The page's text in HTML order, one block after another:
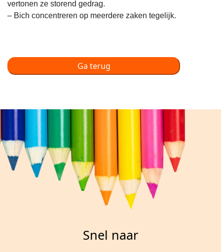
vertonen ze storend gedrag.
– Bich concentreren op meerdere zaken tegelijk.
Ga terug
Snel naar